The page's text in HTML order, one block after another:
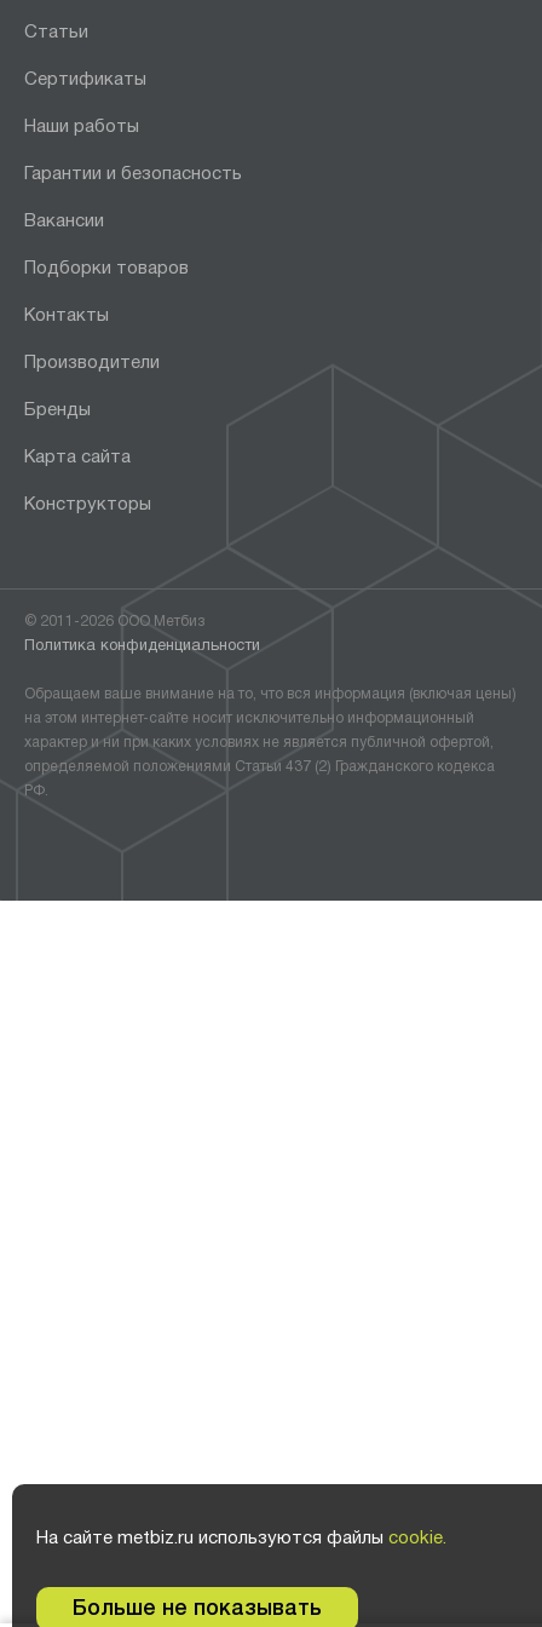
На сайте metbiz.ru используются файлы cookie.
Больше не показывать
Статьи
Сертификаты
Наши работы
Гарантии и безопасность
Вакансии
Подборки товаров
Контакты
Производители
Бренды
Карта сайта
Конструкторы
© 2011-2026 ООО Метбиз
Политика конфиденциальности
Обращаем ваше внимание на то, что вся информация (включая цены)
на этом интернет-сайте носит исключительно информационный
характер и ни при каких условиях не является публичной офертой,
определяемой положениями Статьи 437 (2) Гражданского кодекса
РФ.